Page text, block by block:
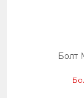
Болт